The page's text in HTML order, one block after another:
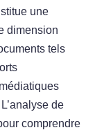
une
dimension
tels
de
comprendre